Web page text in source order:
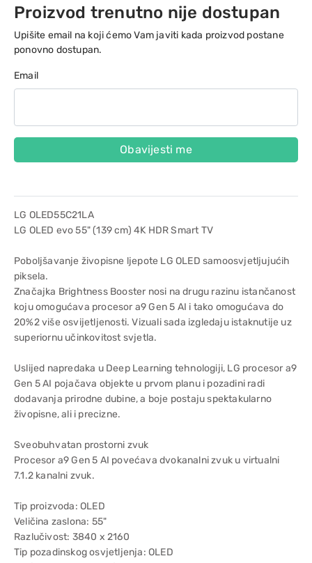
Proizvod trenutno nije dostupan
Upišite email na koji ćemo Vam javiti kada proizvod postane
ponovno dostupan.
Email
Obavijesti me
LG OLED55C21LA
LG OLED evo 55" (139 cm) 4K HDR Smart TV
Poboljšavanje živopisne ljepote LG OLED samoosvjetljujućih
piksela.
Značajka Brightness Booster nosi na drugu razinu istančanost
koju omogućava procesor a9 Gen 5 AI i tako omogućava do
20%2 više osvijetljenosti. Vizuali sada izgledaju istaknutije uz
superiornu učinkovitost svjetla.
Uslijed napredaka u Deep Learning tehnologiji, LG procesor a9
Gen 5 AI pojačava objekte u prvom planu i pozadini radi
dodavanja prirodne dubine, a boje postaju spektakularno
živopisne, ali i precizne.
Sveobuhvatan prostorni zvuk
Procesor a9 Gen 5 AI povećava dvokanalni zvuk u virtualni
7.1.2 kanalni zvuk.
Tip proizvoda: OLED
Veličina zaslona: 55"
Razlučivost: 3840 x 2160
Tip pozadinskog osvjetljenja: OLED